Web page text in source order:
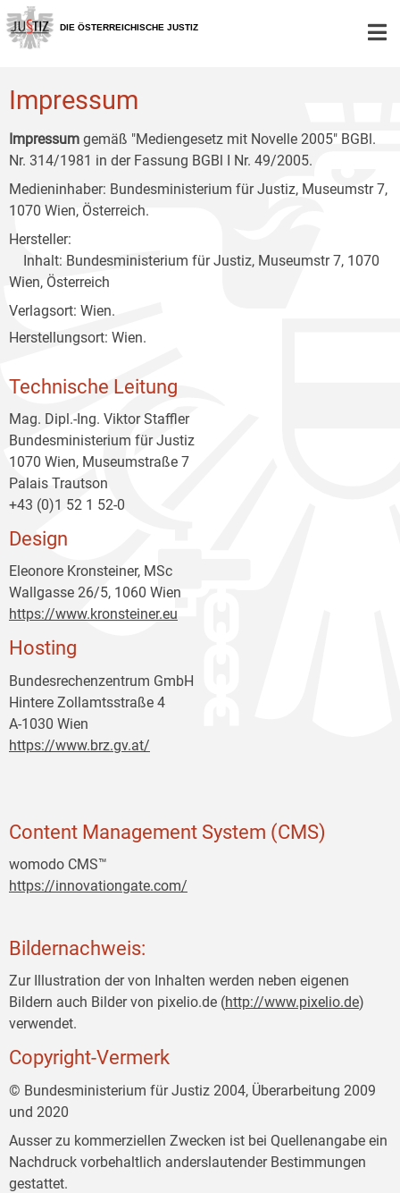
Zur
Hauptnavigation
[1]
Zum
Inhalt
[2]
Zum
Untermenü
[3]
DIE ÖSTERREICHISCHE JUSTIZ
Impressum
Impressum gemäß "Mediengesetz mit Novelle 2005" BGBl.
Nr. 314/1981 in der Fassung BGBl I Nr. 49/2005.
Medieninhaber: Bundesministerium für Justiz, Museumstr 7,
1070 Wien, Österreich.
Hersteller:
Inhalt: Bundesministerium für Justiz, Museumstr 7, 1070
Wien, Österreich
Verlagsort: Wien.
Herstellungsort: Wien.
Technische Leitung
Mag. Dipl.-Ing. Viktor Staffler
Bundesministerium für Justiz
1070 Wien, Museumstraße 7
Palais Trautson
+43 (0)1 52 1 52-0
Design
Eleonore Kronsteiner, MSc
Wallgasse 26/5, 1060 Wien
https://www.kronsteiner.eu
Hosting
Bundesrechenzentrum GmbH
Hintere Zollamtsstraße 4
A-1030 Wien
https://www.brz.gv.at/
Content Management System (CMS)
womodo CMS™
https://innovationgate.com/
Bildernachweis:
Zur Illustration der von Inhalten werden neben eigenen
Bildern auch Bilder von pixelio.de (http://www.pixelio.de)
verwendet.
Copyright-Vermerk
© Bundesministerium für Justiz 2004, Überarbeitung 2009
und 2020
Ausser zu kommerziellen Zwecken ist bei Quellenangabe ein
Nachdruck vorbehaltlich anderslautender Bestimmungen
gestattet.